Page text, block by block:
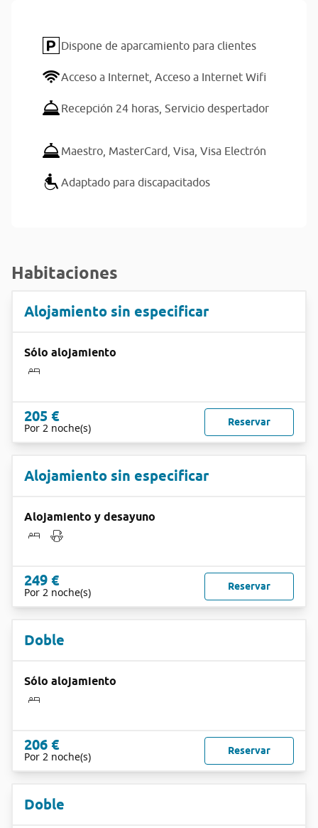
Dispone de aparcamiento para clientes
Acceso a Internet, Acceso a Internet Wifi
Recepción 24 horas, Servicio despertador
Maestro, MasterCard, Visa, Visa Electrón
Adaptado para discapacitados
Habitaciones
Alojamiento sin especificar
Sólo alojamiento
205 €
Por 2 noche(s) Reservar
Alojamiento sin especificar
Alojamiento y desayuno
249 €
Por 2 noche(s) Reservar
Doble
Sólo alojamiento
206 €
Por 2 noche(s) Reservar
Doble